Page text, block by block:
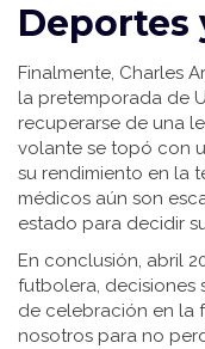
Deportes
Finalmente, Charles
la pretemporada de
recuperarse de una
volante se topó con
su rendimiento en la
médicos aún son
estado para decidir
En conclusión, abril
futbolera, decisiones
de celebración en la
nosotros para no